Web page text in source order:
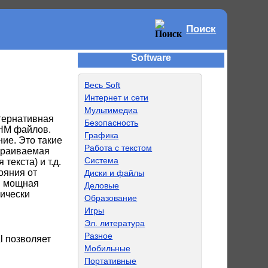
Поиск
файлов.
Это такие
и т.д.
от
мощная
позволяет
Software
Весь Soft
Интернет и сети
Мультимедиа
Безопасность
Графика
Работа с текстом
Система
Диски и файлы
Деловые
Образование
Игры
Эл. литература
Разное
Мобильные
Портативные